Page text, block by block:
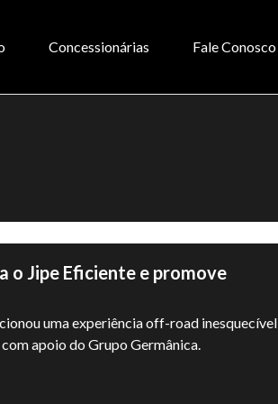
Concessionárias Fale Conosco
o Jipe Eficiente e promove
uma experiência off-road inesquecível
apoio do Grupo Germânica.